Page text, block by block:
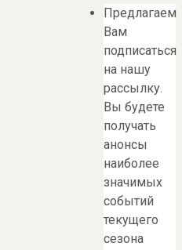
Предлагаем
Вам
подписаться
на нашу
рассылку.
Вы будете
получать
анонсы
наиболее
значимых
событий
текущего
сезона